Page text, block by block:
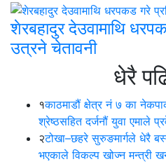
शेरबहादुर देउवामाथि
उत्रने चेतावनी
धेरै
१काठमाडौं क्षेत्र नं ७ का
श्रेष्ठसहित दर्जनौं युवा एमाले
२टोखा–छहरे सुरुङमार्गले धेरै
भएकाले विकल्प खोज्न मन्त्री